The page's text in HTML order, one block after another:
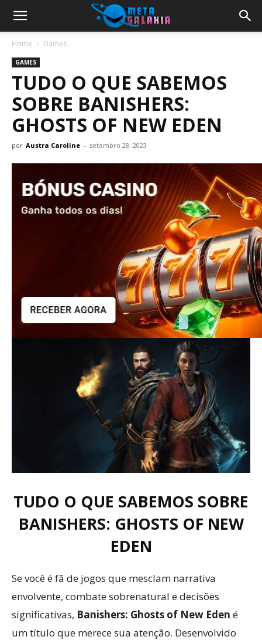
Home Games
GAMES
TUDO O QUE SABEMOS
SOBRE BANISHERS:
GHOSTS OF NEW EDEN
por Austra Caroline - setembro 28, 2023
TUDO O QUE SABEMOS SOBRE
BANISHERS: GHOSTS OF NEW
EDEN
Se você é fã de jogos que mesclam narrativa
envolvente, combate sobrenatural e decisões
significativas, Banishers: Ghosts of New Eden é
um título que merece sua atenção. Desenvolvido